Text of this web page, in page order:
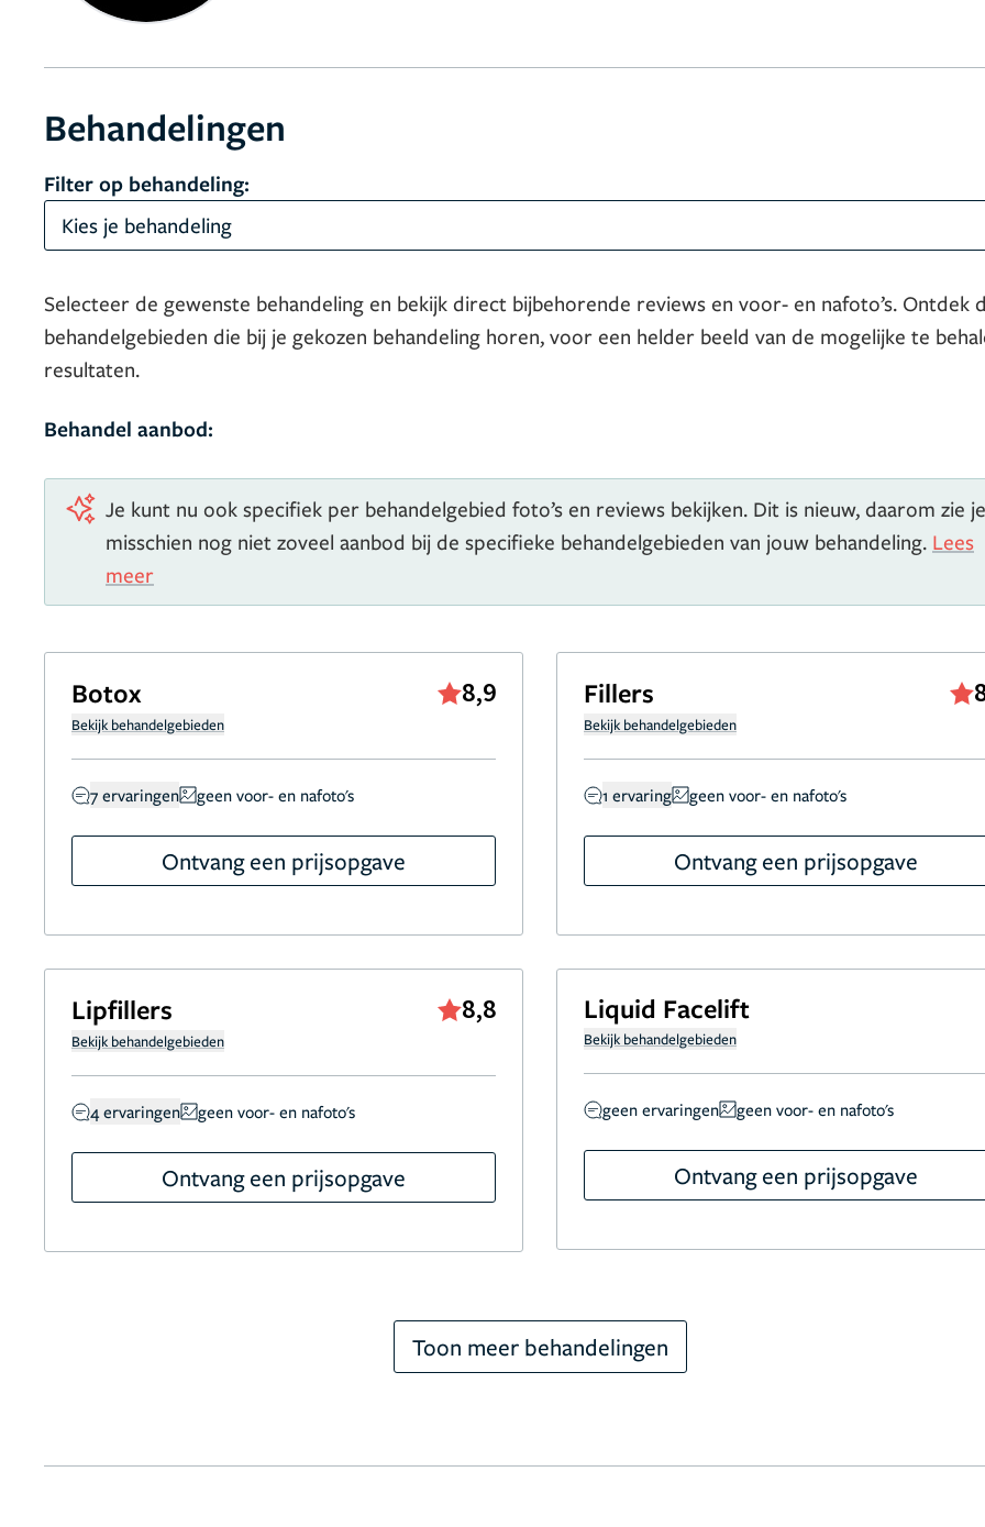
Behandelingen
Filter op behandeling:
Kies je behandeling
Selecteer de gewenste behandeling en bekijk direct bijbehorende reviews en voor- en nafoto’s. Ontdek
behandelgebieden die bij je gekozen behandeling horen, voor een helder beeld van de mogelijke te
resultaten.
Behandel aanbod:
Je kunt nu ook specifiek per behandelgebied foto’s en reviews bekijken. Dit is nieuw, daarom zie je
misschien nog niet zoveel aanbod bij de specifieke behandelgebieden van jouw behandeling. Lees
meer
Botox 8,9
Bekijk behandelgebieden
7 ervaringen geen voor- en nafoto's
Ontvang een prijsopgave
Fillers
Bekijk behandelgebieden
1 ervaring geen voor- en nafoto's
Ontvang een prijsopgave
Lipfillers 8,8
Bekijk behandelgebieden
4 ervaringen geen voor- en nafoto's
Ontvang een prijsopgave
Liquid Facelift
Bekijk behandelgebieden
geen ervaringen geen voor- en nafoto's
Ontvang een prijsopgave
Toon meer behandelingen